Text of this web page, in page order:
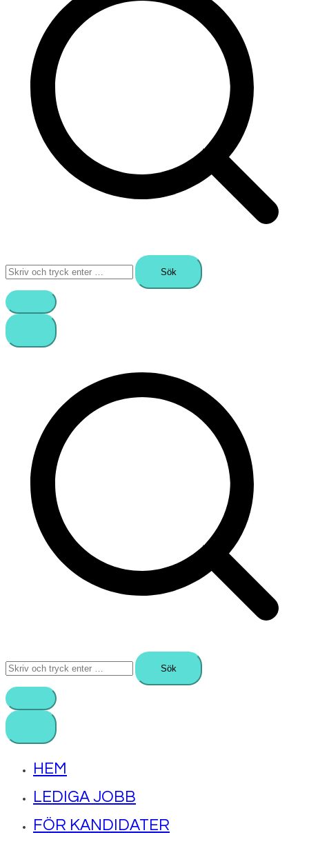
Sök
Sök
HEM
LEDIGA JOBB
FÖR KANDIDATER